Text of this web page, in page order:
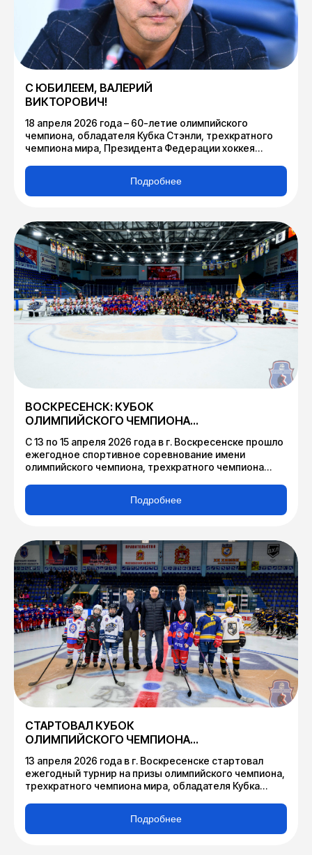
С ЮБИЛЕЕМ, ВАЛЕРИЙ
ВИКТОРОВИЧ!
18 апреля 2026 года – 60-летие олимпийского
чемпиона, обладателя Кубка Стэнли, трехкратного
чемпиона мира, Президента Федерации хоккея
Каменского.
Подробнее
ВОСКРЕСЕНСК: КУБОК
ОЛИМПИЙСКОГО ЧЕМПИОНА
В.В. КАМЕНСКОГО
С 13 по 15 апреля 2026 года в г. Воскресенске прошло
ежегодное спортивное соревнование имени
олимпийского чемпиона, трехкратного чемпиона
Федерации хоккея Московской области «Кубок
олимпийского чемпиона по хоккею Валерия
Викторовича Каменского».
Подробнее
СТАРТОВАЛ КУБОК
ОЛИМПИЙСКОГО ЧЕМПИОНА
ПО ХОККЕЮ В.В. КАМЕНСКОГО
13 апреля 2026 года в г. Воскресенске стартовал
ежегодный турнир на призы олимпийского чемпиона,
трехкратного чемпиона мира, обладателя Кубка
области Валерия Викторовича Каменского.
Подробнее